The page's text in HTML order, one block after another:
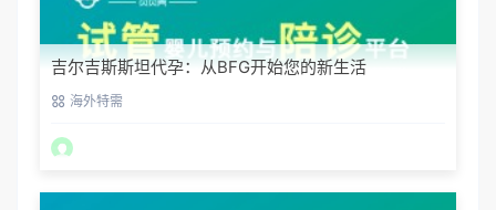
吉尔吉斯斯坦代孕：从BFG开始您的新生活
海外特需